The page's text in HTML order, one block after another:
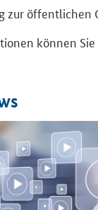
zur öf­fent­li­chen
kön­nen